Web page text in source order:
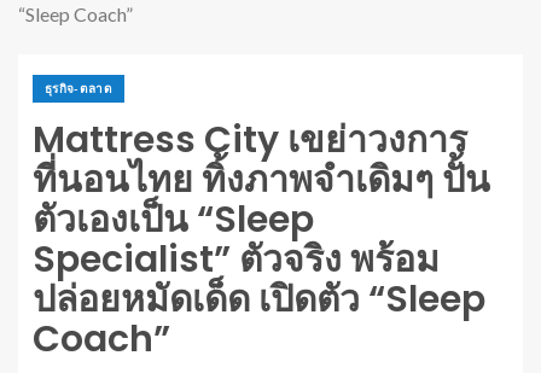
“Sleep Coach”
ธุรกิจ-ตลาด
Mattress City เขย่าวงการ
ที่นอนไทย ทิ้งภาพจำเดิมๆ ปั้น
ตัวเองเป็น “Sleep
Specialist” ตัวจริง พร้อม
ปล่อยหมัดเด็ด เปิดตัว “Sleep
Coach”